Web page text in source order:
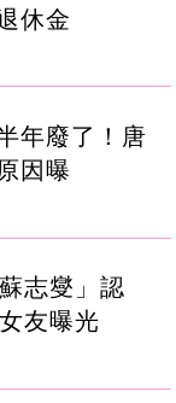
休金
年廢了！唐
因曝
志燮」認
友曝光